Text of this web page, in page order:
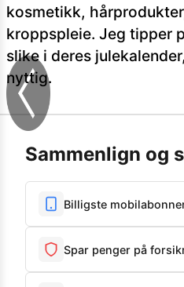
kosmetikk,
kroppspleie. Jeg tipper
slike i deres
nyttig.
Sammenlign og
Billigste
Spar penger på